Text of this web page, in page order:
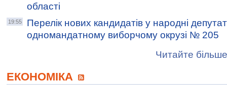
області
19:55
Перелік нових кандидатів у народні
одномандатному виборчому окрузі № 205
Читайте
ЕКОНОМІКА